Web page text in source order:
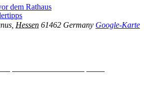
dem Rathaus
Hessen 61462 Germany Google-Karte
und Inhalte entsperren